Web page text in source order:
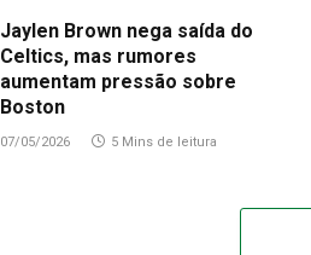
Jaylen Brown nega saída do
Celtics, mas rumores
aumentam pressão sobre
Boston
07/05/2026 5 Mins de leitura